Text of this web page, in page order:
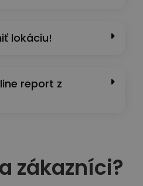
lokáciu!
report z
zákazníci?